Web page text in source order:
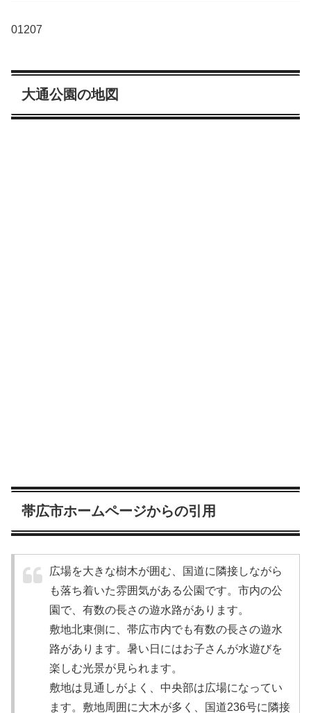
01207
大通公園の地図
帯広市ホームページからの引用
広場を大きな樹木が囲む、国道に隣接しながら
も落ち着いた雰囲気がある公園です。市内の公
園で、有数の長さの遊水路があります。
敷地北東側に、帯広市内でも有数の長さの遊水
路があります。暑い日にはお子さんが水遊びを
楽しむ光景が見られます。
敷地は見通しがよく、中央部は広場になってい
ます。敷地周囲に大木が多く、国道236号に隣接